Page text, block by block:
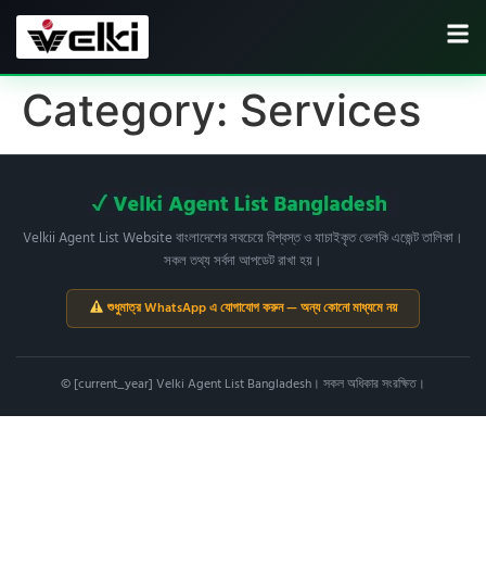
Category: Services
Velkii Agent List Website বাংলাদেশের সবচেয়ে বিশ্বস্ত ও যাচাইকৃত ভেলকি এজেন্ট তালিকা।
সকল তথ্য সর্বদা আপডেট রাখা হয়।
শুধুমাত্র WhatsApp এ যোগাযোগ করুন — অন্য কোনো মাধ্যমে নয়
© [current_year] Velki Agent List Bangladesh। সকল অধিকার সংরক্ষিত।